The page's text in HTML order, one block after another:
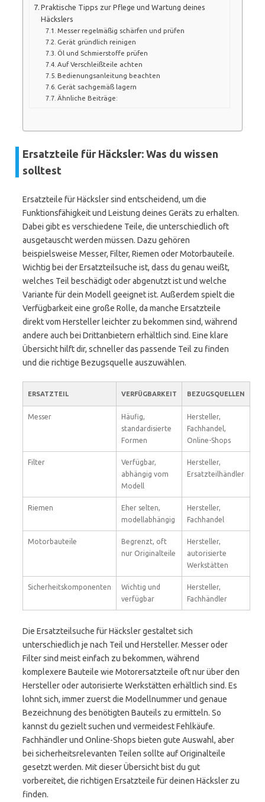
Praktische Tipps zur Pflege und Wartung deines
Häckslers
Messer regelmäßig schärfen und prüfen
Gerät gründlich reinigen
Öl und Schmierstoffe prüfen
Auf Verschleißteile achten
Bedienungsanleitung beachten
Gerät sachgemäß lagern
Ähnliche Beiträge:
Ersatzteile für Häcksler: Was du wissen
solltest
Ersatzteile für Häcksler sind entscheidend, um die
Funktionsfähigkeit und Leistung deines Geräts zu erhalten.
Dabei gibt es verschiedene Teile, die unterschiedlich oft
ausgetauscht werden müssen. Dazu gehören
beispielsweise Messer, Filter, Riemen oder Motorbauteile.
Wichtig bei der Ersatzteilsuche ist, dass du genau weißt,
welches Teil beschädigt oder abgenutzt ist und welche
Variante für dein Modell geeignet ist. Außerdem spielt die
Verfügbarkeit eine große Rolle, da manche Ersatzteile
direkt vom Hersteller leichter zu bekommen sind, während
andere auch bei Drittanbietern erhältlich sind. Eine klare
Übersicht hilft dir, schneller das passende Teil zu finden
und die richtige Bezugsquelle auszuwählen.
ERSATZTEIL VERFÜGBARKEIT BEZUGSQUELLEN
Messer
Häufig,
standardisierte
Formen
Hersteller,
Fachhandel,
Online-Shops
Filter
Verfügbar,
abhängig vom
Modell
Hersteller,
Ersatzteilhändler
Riemen
Eher selten,
modellabhängig
Hersteller,
Fachhandel
Motorbauteile
Begrenzt, oft
nur Originalteile
Hersteller,
autorisierte
Werkstätten
Sicherheitskomponenten
Wichtig und
verfügbar
Hersteller,
Fachhändler
Die Ersatzteilsuche für Häcksler gestaltet sich
unterschiedlich je nach Teil und Hersteller. Messer oder
Filter sind meist einfach zu bekommen, während
komplexere Bauteile wie Motorersatzteile oft nur über den
Hersteller oder autorisierte Werkstätten erhältlich sind. Es
lohnt sich, immer zuerst die Modellnummer und genaue
Bezeichnung des benötigten Bauteils zu ermitteln. So
kannst du gezielt suchen und vermeidest Fehlkäufe.
Fachhändler und Online-Shops bieten gute Auswahl, aber
bei sicherheitsrelevanten Teilen sollte auf Originalteile
gesetzt werden. Mit dieser Übersicht bist du gut
vorbereitet, die richtigen Ersatzteile für deinen Häcksler zu
finden.